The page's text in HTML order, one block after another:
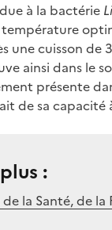
à la bactérie
une cuisson de
ainsi dans le
présente
de sa
:
la Santé, de